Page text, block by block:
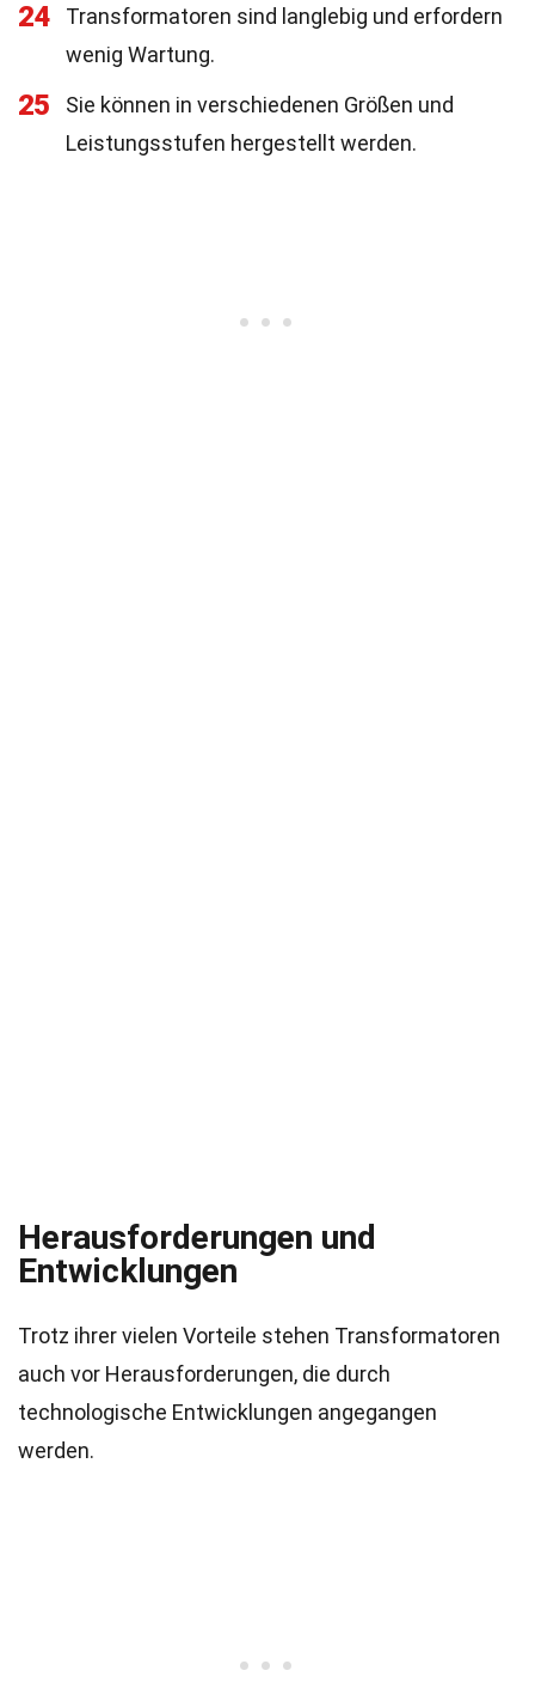
24
Transformatoren sind langlebig und erfordern
wenig Wartung.
25
Sie können in verschiedenen Größen und
Leistungsstufen hergestellt werden.
Herausforderungen und
Entwicklungen
Trotz ihrer vielen Vorteile stehen Transformatoren
auch vor Herausforderungen, die durch
technologische Entwicklungen angegangen
werden.